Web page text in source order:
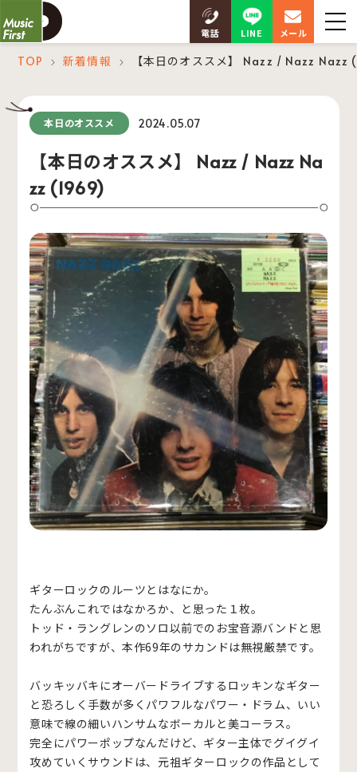
電話 LINE メール
TOP ＞ 新着情報 ＞ 【本日のオススメ】 Nazz / Nazz Nazz
本日のオススメ 2024.05.07
【本日のオススメ】 Nazz / Nazz Na
zz (1969)
ギターロックのルーツとはなにか。
たんぶんこれではなかろか、と思った１枚。
トッド・ラングレンのソロ以前でのお宝音源バンドと思
われがちですが、本作69年のサカンドは無視厳禁です。
バッキッバキにオーバードライブするロッキンなギター
と恐ろしく手数が多くパワフルなパワー・ドラム、いい
意味で線の細いハンサムなボーカルと美コーラス。
完全にパワーポップなんだけど、ギター主体でグイグイ
攻めていくサウンドは、元祖ギターロックの作品として